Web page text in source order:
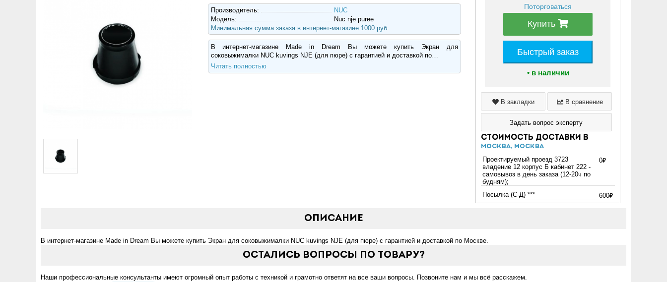
Поторговаться
Купить
Быстрый заказ
• в наличии
В закладки В сравнение
Задать вопрос эксперту
Стоимость доставки в
Москва, Москва
Проектируемый проезд 3723
владение 12 корпус Б кабинет 222 -
самовывоз в день заказа (12-20ч по
будням);
0₽
Посылка (С-Д) *** 600₽
Производитель:
NUC
Модель:
Nuc nje puree
Минимальная сумма заказа в интернет-магазине 1000 руб.
В интернет-магазине Made in Dream Вы можете купить Экран для
соковыжималки NUC kuvings NJE (для пюре) с гарантией и доставкой по…
Читать полностью
Описание
В интернет-магазине Made in Dream Вы можете купить Экран для соковыжималки NUC kuvings NJE (для пюре) с гарантией и доставкой по Москве.
Остались вопросы по товару?
Наши профессиональные консультанты имеют огромный опыт работы с техникой и грамотно ответят на все ваши вопросы. Позвоните нам и мы всё расскажем.